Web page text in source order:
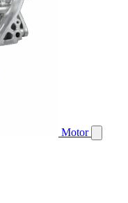
Motor